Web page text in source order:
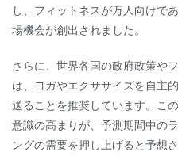
し、フィットネスが万人向けで
場機会が創出されました。
さらに、世界各国の政府政策や
は、ヨガやエクササイズを自主
送ることを推奨しています。こ
意識の高まりが、予測期間中の
ングの需要を押し上げると予想さ